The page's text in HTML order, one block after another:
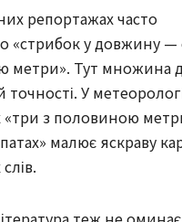
репортажах часто
«стрибок у довжину —
метри». Тут множина
точності. У
«три з половиною
малює яскраву